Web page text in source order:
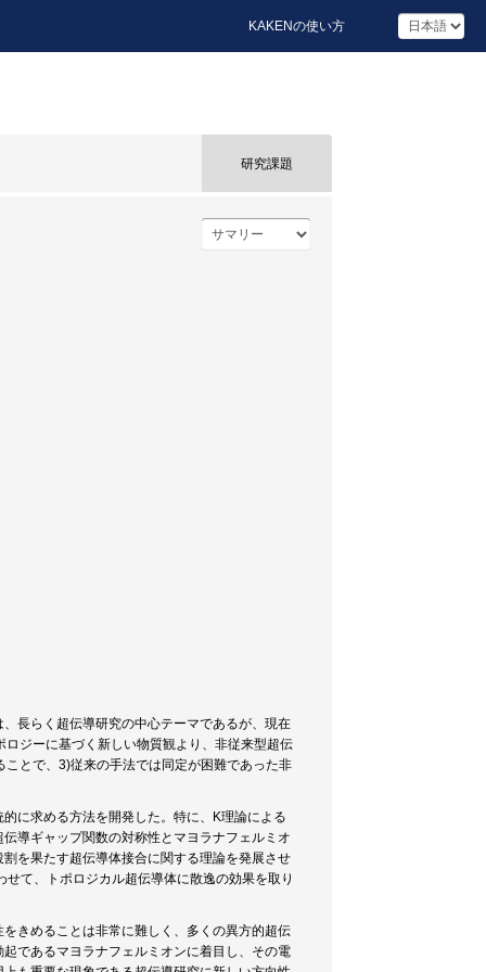
KAKENの使い方
研究課題
長らく超伝導研究の中心テーマであるが、現在
ジーに基づく新しい物質観より、非従来型超伝
とで、3)従来の手法では同定が困難であった非
に求める方法を開発した。特に、K理論による
導ギャップ関数の対称性とマヨラナフェルミオ
を果たす超伝導体接合に関する理論を発展させ
て、トポロジカル超伝導体に散逸の効果を取り
きめることは非常に難しく、多くの異方的超伝
であるマヨラナフェルミオンに着目し、その電